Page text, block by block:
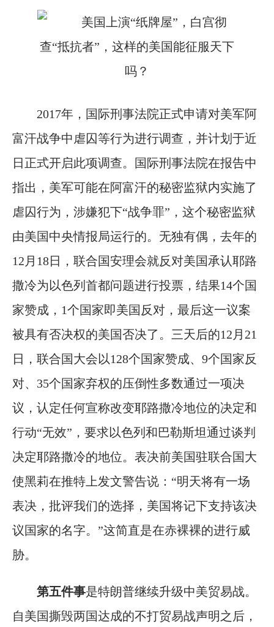
2017年，国际刑事法院正式申请对美军阿
富汗战争中虐囚等行为进行调查，并计划于近
日正式开启此项调查。国际刑事法院在报告中
指出，美军可能在阿富汗的秘密监狱内实施了
虐囚行为，涉嫌犯下“战争罪”，这个秘密监狱
由美国中央情报局运行的。无独有偶，去年的
12月18日，联合国安理会就反对美国承认耶路
撒冷为以色列首都问题进行投票，结果14个国
家赞成，1个国家即美国反对，最后这一议案
被具有否决权的美国否决了。三天后的12月21
日，联合国大会以128个国家赞成、9个国家反
对、35个国家弃权的压倒性多数通过一项决
议，认定任何宣称改变耶路撒冷地位的决定和
行动“无效”，要求以色列和巴勒斯坦通过谈判
决定耶路撒冷的地位。表决前美国驻联合国大
使黑莉在推特上发文警告说：“明天将有一场
表决，批评我们的选择，美国将记下支持该决
议国家的名字。”这简直是在赤裸裸的进行威
胁。
第五件事是特朗普继续升级中美贸易战。
自美国撕毁两国达成的不打贸易战声明之后，